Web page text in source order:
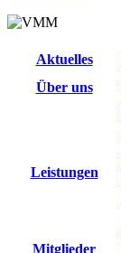
Aktuelles
Über uns
Leistungen
Mitglieder